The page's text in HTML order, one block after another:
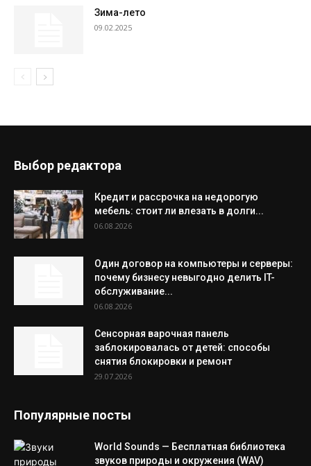
Зима-лето
09.02.2025
Выбор редактора
Кредит и рассрочка на недорогую
мебель: стоит ли влезать в долги...
06.08.2026
Один договор на компьютеры и серверы:
почему бизнесу невыгодно делить IT-
обслуживание...
06.08.2026
Сенсорная варочная панель
заблокировалась от детей: способы
снятия блокировки и ремонт
29.07.2026
Популярные посты
World Sounds — Бесплатная библиотека
звуков природы и окружения (WAV)